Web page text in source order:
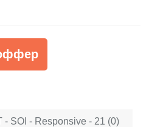
SOI - Responsive - 21 (0)